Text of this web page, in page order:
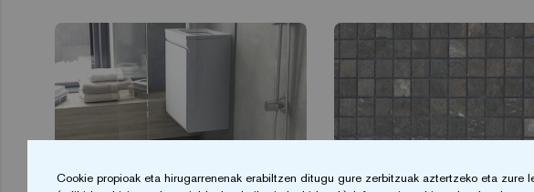
Cookie propioak eta hirugarrenenak erabiltzen ditugu gure zerbitzuak aztertzeko eta